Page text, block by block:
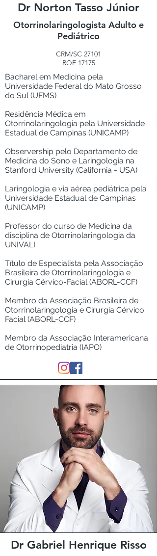
Dr Norton Tasso Júnior
Otorrinolaringologista Adulto e
Pediátrico
CRM/SC 27101
RQE 17175
Bacharel em Medicina pela
Universidade Federal do Mato Grosso
do Sul (UFMS)
Residência Médica em
Otorrinolaringologia pela Universidade
Estadual de Campinas (UNICAMP)
Observership pelo Departamento de
Medicina do Sono e Laringologia na
Stanford University (California - USA)
Laringologia e via aérea pediátrica pela
Universidade Estadual de Campinas
(UNICAMP)
Professor do curso de Medicina da
disciplina de Otorrinolaringologia da
UNIVALI
Título de Especialista pela Associação
Brasileira de Otorrinolaringologia e
Cirurgia Cérvico-Facial (ABORL-CCF)
Membro da Associação Brasileira de
Otorrinolaringologia e Cirurgia Cérvico
Facial (ABORL-CCF)
Membro da Associação Interamericana
de Otorrinopediatria (IAPO)
Dr Gabriel Henrique Risso